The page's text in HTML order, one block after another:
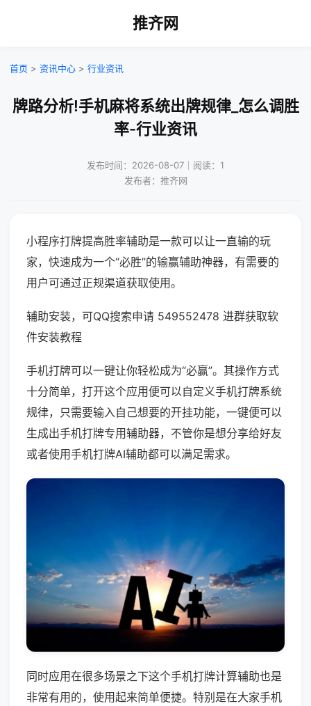
推齐网
首页 > 资讯中心 > 行业资讯
牌路分析!手机麻将系统出牌规律_怎么调胜
率-行业资讯
发布时间：2026-08-07｜阅读：1
发布者：推齐网
小程序打牌提高胜率辅助是一款可以让一直输的玩
家，快速成为一个“必胜”的输赢辅助神器，有需要的
用户可通过正规渠道获取使用。
辅助安装，可QQ搜索申请 549552478 进群获取软
件安装教程
手机打牌可以一键让你轻松成为“必赢”。其操作方式
十分简单，打开这个应用便可以自定义手机打牌系统
规律，只需要输入自己想要的开挂功能，一键便可以
生成出手机打牌专用辅助器，不管你是想分享给好友
或者使用手机打牌AI辅助都可以满足需求。
同时应用在很多场景之下这个手机打牌计算辅助也是
非常有用的，使用起来简单便捷。特别是在大家手机